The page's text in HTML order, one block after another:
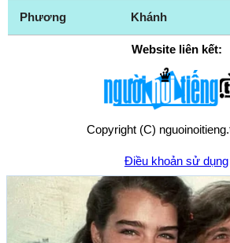
Phương Khánh
Website liên kết:
Copyright (C)
Điều khoản sử dụng